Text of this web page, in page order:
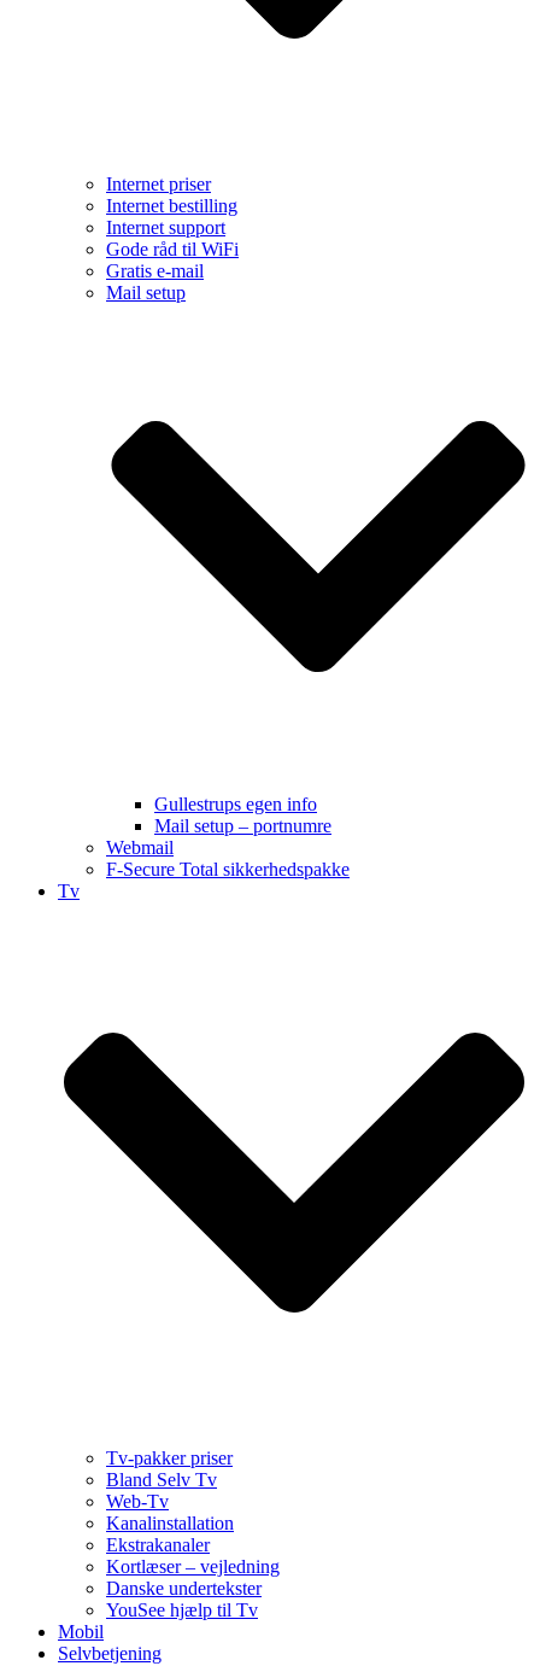
Internet priser
Internet bestilling
Internet support
Gode råd til WiFi
Gratis e-mail
Mail setup
Gullestrups egen info
Mail setup – portnumre
Webmail
F-Secure Total sikkerhedspakke
Tv
Tv-pakker priser
Bland Selv Tv
Web-Tv
Kanalinstallation
Ekstrakanaler
Kortlæser – vejledning
Danske undertekster
YouSee hjælp til Tv
Mobil
Selvbetjening